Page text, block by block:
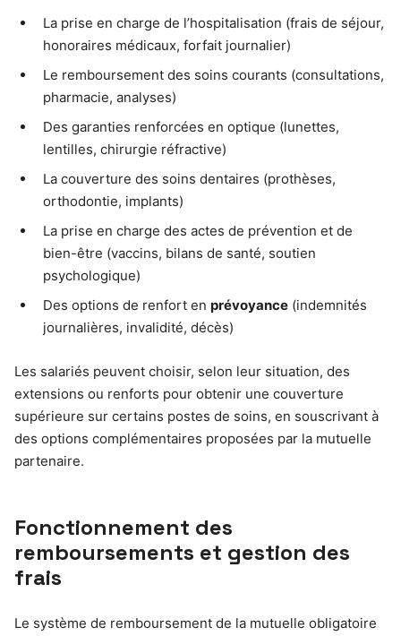
La prise en charge de l’hospitalisation (frais de séjour,
honoraires médicaux, forfait journalier)
Le remboursement des soins courants (consultations,
pharmacie, analyses)
Des garanties renforcées en optique (lunettes,
lentilles, chirurgie réfractive)
La couverture des soins dentaires (prothèses,
orthodontie, implants)
La prise en charge des actes de prévention et de
bien-être (vaccins, bilans de santé, soutien
psychologique)
Des options de renfort en prévoyance (indemnités
journalières, invalidité, décès)
Les salariés peuvent choisir, selon leur situation, des
extensions ou renforts pour obtenir une couverture
supérieure sur certains postes de soins, en souscrivant à
des options complémentaires proposées par la mutuelle
partenaire.
Fonctionnement des
remboursements et gestion des
frais
Le système de remboursement de la mutuelle obligatoire